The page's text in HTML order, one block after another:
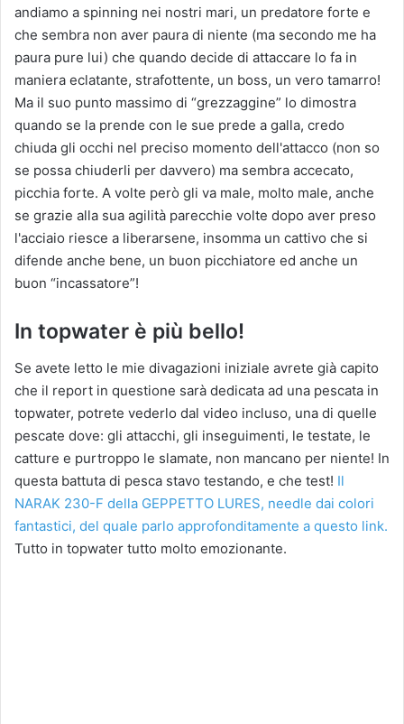
andiamo a spinning nei nostri mari, un predatore forte e
che sembra non aver paura di niente (ma secondo me ha
paura pure lui) che quando decide di attaccare lo fa in
maniera eclatante, strafottente, un boss, un vero tamarro!
Ma il suo punto massimo di “grezzaggine” lo dimostra
quando se la prende con le sue prede a galla, credo
chiuda gli occhi nel preciso momento dell'attacco (non so
se possa chiuderli per davvero) ma sembra accecato,
picchia forte. A volte però gli va male, molto male, anche
se grazie alla sua agilità parecchie volte dopo aver preso
l'acciaio riesce a liberarsene, insomma un cattivo che si
difende anche bene, un buon picchiatore ed anche un
buon “incassatore”!
In topwater è più bello!
Se avete letto le mie divagazioni iniziale avrete già capito
che il report in questione sarà dedicata ad una pescata in
topwater, potrete vederlo dal video incluso, una di quelle
pescate dove: gli attacchi, gli inseguimenti, le testate, le
catture e purtroppo le slamate, non mancano per niente! In
questa battuta di pesca stavo testando, e che test! Il
NARAK 230-F della GEPPETTO LURES, needle dai colori
fantastici, del quale parlo approfonditamente a questo link.
Tutto in topwater tutto molto emozionante.